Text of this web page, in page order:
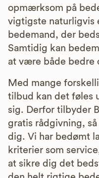
opmærksom på
vigtigste naturligvis
bedemand, der
Samtidig kan
at være både bedre
Med mange
tilbud kan det føles
sig. Derfor tilbyder
gratis rådgivning,
dig. Vi har bedømt
kriterier som
at sikre dig det